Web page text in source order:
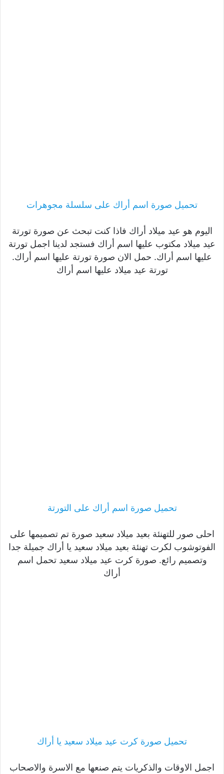
تحميل صورة اسم أراك على سلسلة مجوهرات
اليوم هو عيد ميلاد أراك فاذا كنت تبحث عن صورة تورتة
عيد ميلاد مكتوب عليها اسم أراك فستجد لدينا اجمل تورتة
عليها اسم أراك. حمل الان صورة تورتة عليها اسم أراك.
تورتة عيد ميلاد عليها اسم أراك
تحميل صورة اسم أراك على التورتة
احلى صور للتهنئة بعيد ميلاد سعيد صورة تم تصميمها على
الفوتوشوب لكرت تهنئة بعيد ميلاد سعيد يا أراك جميلة جدا
وتصميم رائع. صورة كرت عيد ميلاد سعيد تحمل اسم
أراك
تحميل صورة كرت عيد ميلاد سعيد يا أراك
اجمل الاوقات والذكريات يتم صنعها مع الاسرة والاصحاب